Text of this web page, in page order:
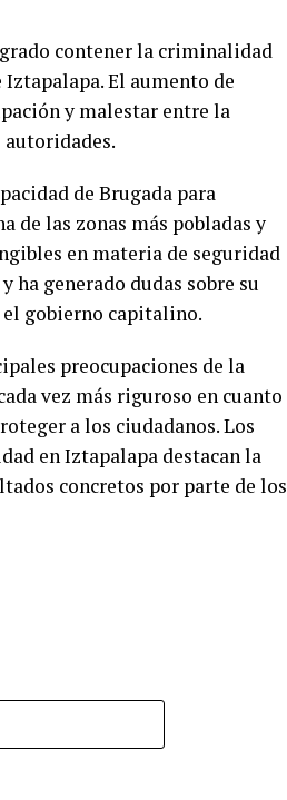
contener la criminalidad
El aumento de
y malestar entre la
autoridades.
de Brugada para
de las zonas más pobladas y
en materia de seguridad
generado dudas sobre su
el gobierno capitalino.
preocupaciones de la
vez más riguroso en cuanto
a los ciudadanos. Los
en Iztapalapa destacan la
concretos por parte de los